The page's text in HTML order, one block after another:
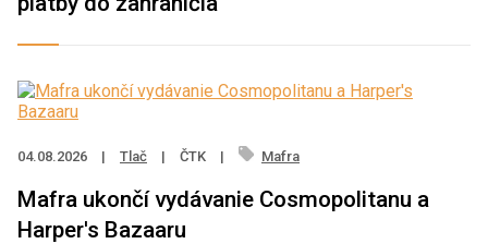
04.08.2026 | Tlač | ČTK | Mafra
Mafra ukončí vydávanie Cosmopolitanu a
Harper's Bazaaru